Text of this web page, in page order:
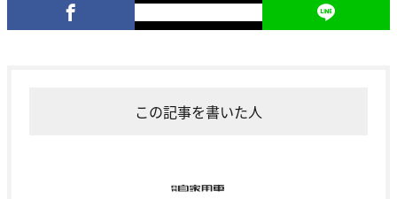
この記事を書いた人